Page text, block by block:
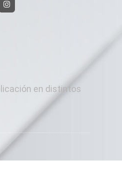
en distintos